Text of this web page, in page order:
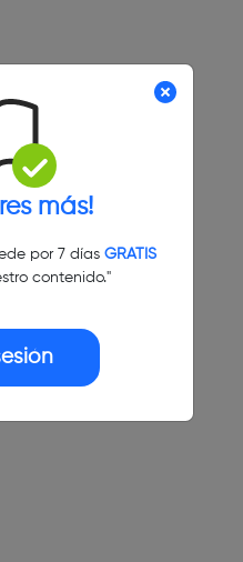
más!
por 7 días GRATIS
contenido."